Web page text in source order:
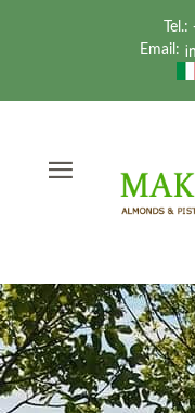
Email: